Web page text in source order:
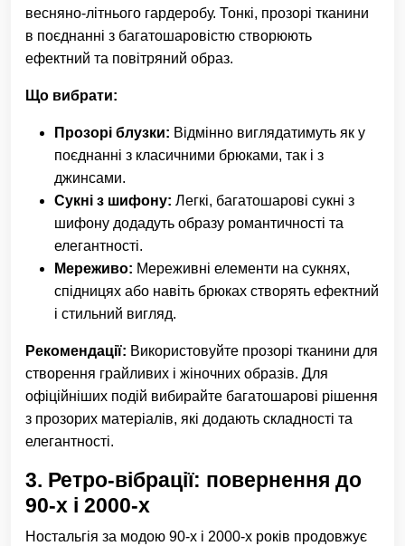
весняно-літнього гардеробу. Тонкі, прозорі тканини
в поєднанні з багатошаровістю створюють
ефектний та повітряний образ.
Що вибрати:
Прозорі блузки: Відмінно виглядатимуть як у
поєднанні з класичними брюками, так і з
джинсами.
Сукні з шифону: Легкі, багатошарові сукні з
шифону додадуть образу романтичності та
елегантності.
Мереживо: Мереживні елементи на сукнях,
спідницях або навіть брюках створять ефектний
і стильний вигляд.
Рекомендації: Використовуйте прозорі тканини для
створення грайливих і жіночних образів. Для
офіційніших подій вибирайте багатошарові рішення
з прозорих матеріалів, які додають складності та
елегантності.
3. Ретро-вібрації: повернення до
90-х і 2000-х
Ностальгія за модою 90-х і 2000-х років продовжує